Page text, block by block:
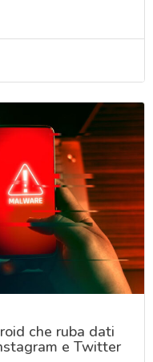
che ruba dati
e Twitter